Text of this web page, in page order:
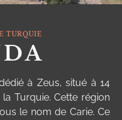
TURQUIE
à Zeus, situé à 14
Turquie. Cette région
le nom de Carie. Ce